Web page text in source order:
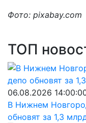
Фото: pixabay.com
ТОП
06.08.2026
В Нижнем
обновят за 1,3